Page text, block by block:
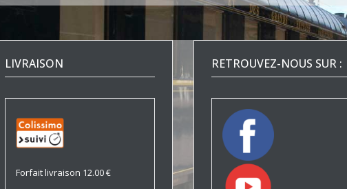
LIVRAISON
Forfait livraison 12.00 €
RETROUVEZ-NOUS SUR :